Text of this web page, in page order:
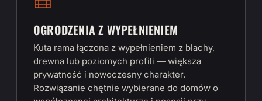
OGRODZENIA Z WYPEŁNIENIEM
Kuta rama łączona z wypełnieniem z blachy,
drewna lub poziomych profili — większa
prywatność i nowoczesny charakter.
Rozwiązanie chętnie wybierane do domów o